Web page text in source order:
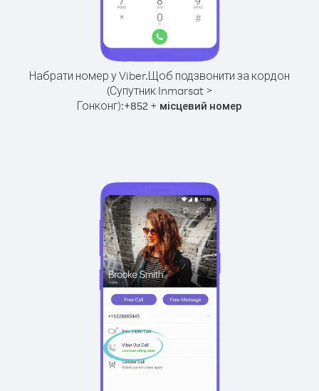
Набрати номер у Viber.Щоб подзвонити за кордон
(Супутник Inmarsat >
Гонконг):+852 + місцевий номер